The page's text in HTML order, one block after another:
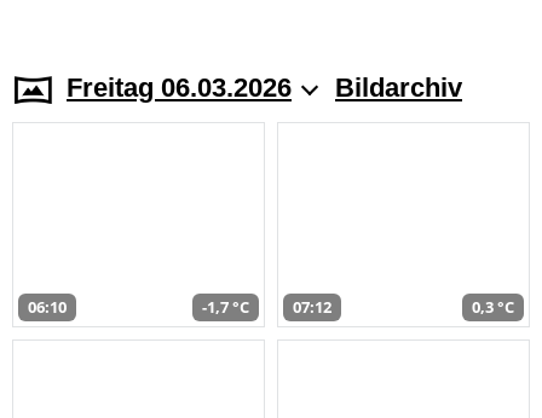
Freitag 06.03.2026 Bildarchiv
06:10 -1,7 °C 07:12 0,3 °C